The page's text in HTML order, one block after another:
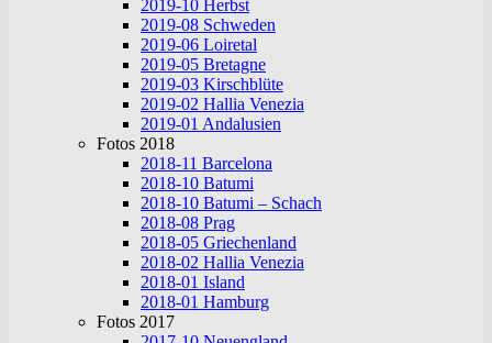
2019-10 Herbst
2019-08 Schweden
2019-06 Loiretal
2019-05 Bretagne
2019-03 Kirschblüte
2019-02 Hallia Venezia
2019-01 Andalusien
Fotos 2018
2018-11 Barcelona
2018-10 Batumi
2018-10 Batumi – Schach
2018-08 Prag
2018-05 Griechenland
2018-02 Hallia Venezia
2018-01 Island
2018-01 Hamburg
Fotos 2017